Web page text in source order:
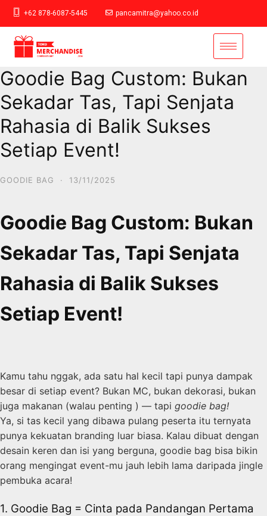
+62 878-6087-5445 pancamitra@yahoo.co.id
Goodie Bag Custom: Bukan
Sekadar Tas, Tapi Senjata
Rahasia di Balik Sukses
Setiap Event!
GOODIE BAG · 13/11/2025
Goodie Bag Custom: Bukan
Sekadar Tas, Tapi Senjata
Rahasia di Balik Sukses
Setiap Event!
Kamu tahu nggak, ada satu hal kecil tapi punya dampak
besar di setiap event? Bukan MC, bukan dekorasi, bukan
juga makanan (walau penting ) — tapi goodie bag!
Ya, si tas kecil yang dibawa pulang peserta itu ternyata
punya kekuatan branding luar biasa. Kalau dibuat dengan
desain keren dan isi yang berguna, goodie bag bisa bikin
orang mengingat event-mu jauh lebih lama daripada jingle
pembuka acara!
1. Goodie Bag = Cinta pada Pandangan Pertama